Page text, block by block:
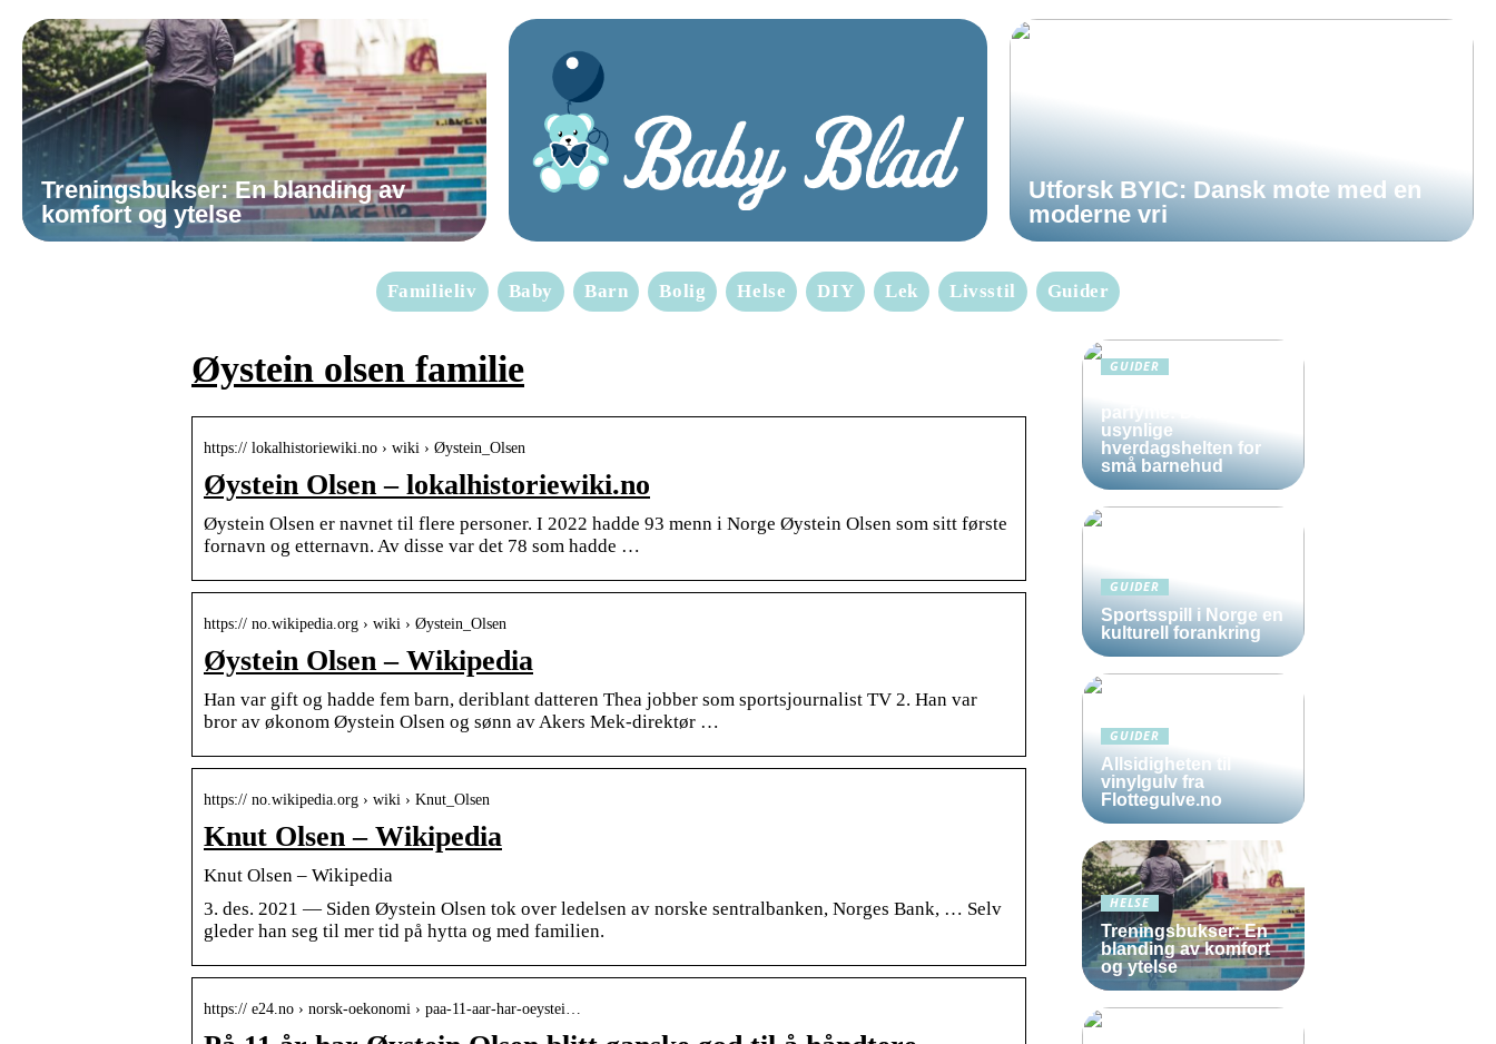
Treningsbukser: En blanding av
komfort og ytelse
Utforsk BYIC: Dansk mote med en
moderne vri
Familieliv Baby Barn Bolig Helse DIY Lek Livsstil Guider
Øystein olsen familie
https:// lokalhistoriewiki.no › wiki › Øystein_Olsen
Øystein Olsen – lokalhistoriewiki.no
Øystein Olsen er navnet til flere personer. I 2022 hadde 93 menn i Norge Øystein Olsen som sitt første
fornavn og etternavn. Av disse var det 78 som hadde …
https:// no.wikipedia.org › wiki › Øystein_Olsen
Øystein Olsen – Wikipedia
Han var gift og hadde fem barn, deriblant datteren Thea jobber som sportsjournalist TV 2. Han var
bror av økonom Øystein Olsen og sønn av Akers Mek-direktør …
https:// no.wikipedia.org › wiki › Knut_Olsen
Knut Olsen – Wikipedia
Knut Olsen – Wikipedia
3. des. 2021 — Siden Øystein Olsen tok over ledelsen av norske sentralbanken, Norges Bank, … Selv
gleder han seg til mer tid på hytta og med familien.
https:// e24.no › norsk-oekonomi › paa-11-aar-har-oeystei…
GUIDER
parfyme: Den
usynlige
hverdagshelten for
små barnehud
GUIDER
Sportsspill i Norge en
kulturell forankring
GUIDER
Allsidigheten til
vinylgulv fra
Flottegulve.no
HELSE
Treningsbukser: En
blanding av komfort
og ytelse